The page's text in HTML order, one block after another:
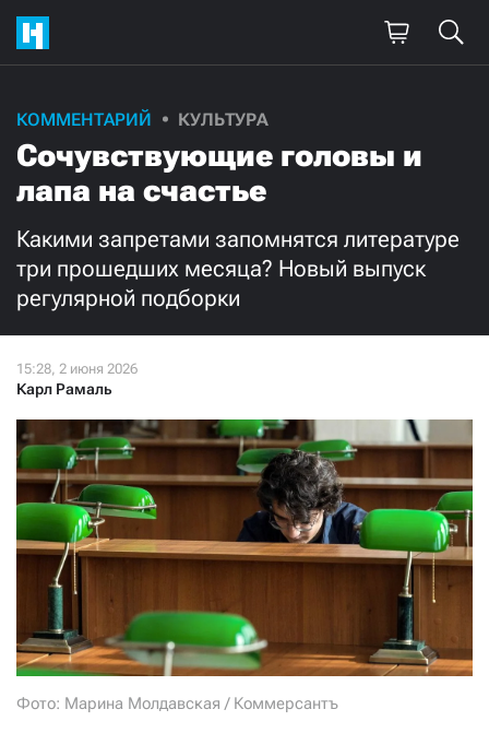
КОММЕНТАРИЙ КУЛЬТУРА
Сочувствующие головы и
лапа на счастье
Какими запретами запомнятся литературе
три прошедших месяца? Новый выпуск
регулярной подборки
Карл Рамаль
Фото: Марина Молдавская / Коммерсантъ
Поддержите
нашу работу!
Ежемесячно
3000 1000
Нажимая кнопку «Стать соучастником»,
я принимаю условия и подтверждаю свое гражданство РФ
СТАТЬ СОУЧАСТНИКОМ
ПОДЕЛИТЬСЯ С ДРУЗЬЯМИ
Если у вас есть вопросы, пишите donate@novayagazeta.ruили
звоните:
+7 (929) 612-03-68